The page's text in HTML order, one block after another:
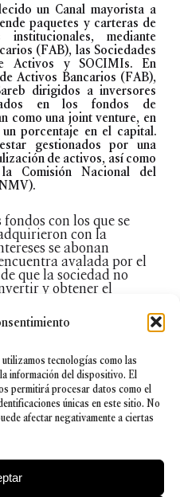
tecnologías como las
información del dispositivo. El
permitirá procesar datos como el
únicas en este sitio. No
afectar negativamente a ciertas
un Canal mayorista a
paquetes y carteras de
mediante
(FAB), las Sociedades
Activos y SOCIMIs. En
Activos Bancarios (FAB),
dirigidos a inversores
en los fondos de
como una joint venture, en
porcentaje en el capital.
gestionados por una
de activos, así como
Comisión Nacional del
con los que se
con la
se abonan
avalada por el
que la sociedad no
y obtener el
es cierto que, hasta el
que el Sareb
cumpliendo con las
por la que fue